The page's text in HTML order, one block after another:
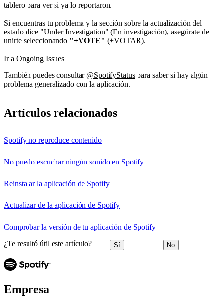
tablero para ver si ya lo reportaron.
Si encuentras tu problema y la sección sobre la actualización del
estado dice "Under Investigation" (En investigación), asegúrate de
unirte seleccionando "+VOTE" (+VOTAR).
Ir a Ongoing Issues
También puedes consultar @SpotifyStatus para saber si hay algún
problema generalizado con la aplicación.
Artículos relacionados
Spotify no reproduce contenido
No puedo escuchar ningún sonido en Spotify
Reinstalar la aplicación de Spotify
Actualizar de la aplicación de Spotify
Comprobar la versión de tu aplicación de Spotify
¿Te resultó útil este artículo? Sí No
Empresa